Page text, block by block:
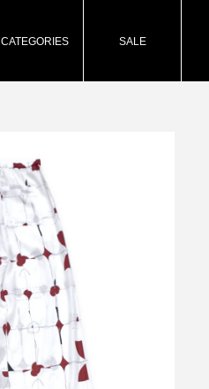
CATEGORIES SALE